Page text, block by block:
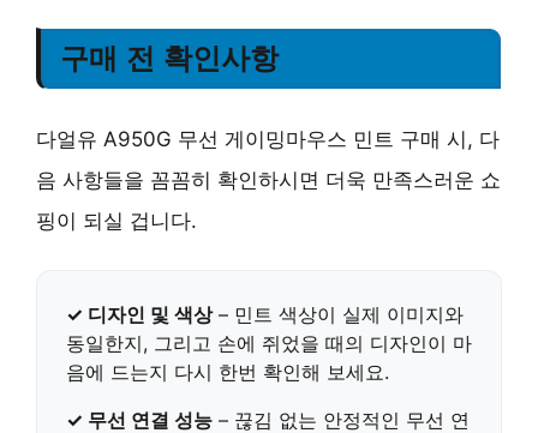
구매 전 확인사항
다얼유 A950G 무선 게이밍마우스 민트 구매 시, 다
음 사항들을 꼼꼼히 확인하시면 더욱 만족스러운 쇼
핑이 되실 겁니다.
✓ 디자인 및 색상– 민트 색상이 실제 이미지와
동일한지, 그리고 손에 쥐었을 때의 디자인이 마
음에 드는지 다시 한번 확인해 보세요.
✓ 무선 연결 성능 – 끊김 없는 안정적인 무선 연